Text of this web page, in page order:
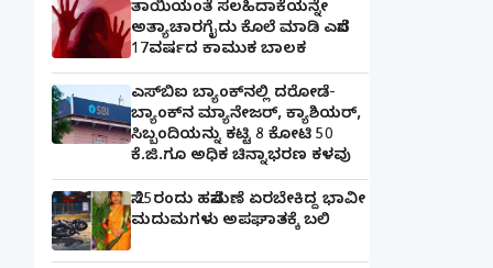
ತಾಯಿಯಂತೆ ಸಲಹಿದಾಕೆಯನ್ನೇ
ಅತ್ಯಾಚಾರಗೈದು ಕೊಲೆ ಮಾಡಿ ಎಸೆದ
17ವರ್ಷದ ಕಾಮುಕ ಬಾಲಕ
ಎಸ್‌ಬಿಐ ಬ್ಯಾಂಕ್‌ನಲ್ಲಿ‌ ದರೋಡೆ-
ಬ್ಯಾಂಕ್​ನ ಮ್ಯಾನೇಜರ್‌, ಕ್ಯಾಶಿಯರ್‌,
ಸಿಬ್ಬಂದಿಯನ್ನು ಕಟ್ಟಿ 8 ಕೋಟಿ 50
ಕೆ.ಜಿ.ಗೂ ಅಧಿಕ ಚಿನ್ನಾಭರಣ ಕಳವು
ಸೆ.25ರಂದು ಹಸೆಮಣೆ ಏರಬೇಕಿದ್ದ ಭಾವೀ
ಮದುಮಗಳು ಅಪಘಾತಕ್ಕೆ ಬಲಿ